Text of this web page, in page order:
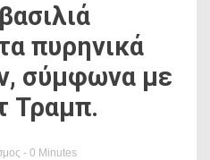
πυρηνικά
σύμφωνα με
Τραμπ.
- 0 Minutes